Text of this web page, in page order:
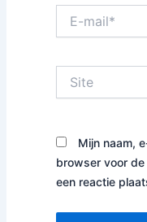
mail*
Mijn naam,
browser voor
een reactie